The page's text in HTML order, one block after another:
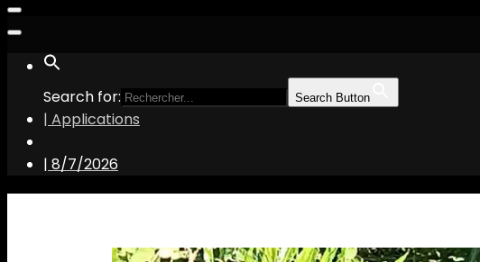
Search for: Search Button
| Applications
| 8/7/2026